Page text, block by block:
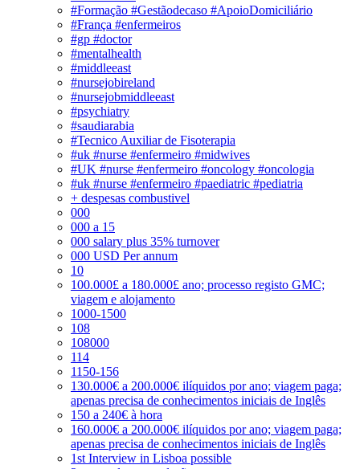
#Formação #Gestãodecaso #ApoioDomiciliário
#França #enfermeiros
#gp #doctor
#mentalhealth
#middleeast
#nursejobireland
#nursejobmiddleeast
#psychiatry
#saudiarabia
#Tecnico Auxiliar de Fisoterapia
#uk #nurse #enfermeiro #midwives
#UK #nurse #enfermeiro #oncology #oncologia
#uk #nurse #enfermeiro #paediatric #pediatria
+ despesas combustivel
000
000 a 15
000 salary plus 35% turnover
000 USD Per annum
10
100.000£ a 180.000£ ano; processo registo GMC;
viagem e alojamento
1000-1500
108
108000
114
1150-156
130.000€ a 200.000€ ilíquidos por ano; viagem paga;
apenas precisa de conhecimentos iniciais de Inglês
150 a 240€ à hora
160.000€ a 200.000€ ilíquidos por ano; viagem paga;
apenas precisa de conhecimentos iniciais de Inglês
1st Interview in Lisboa possible